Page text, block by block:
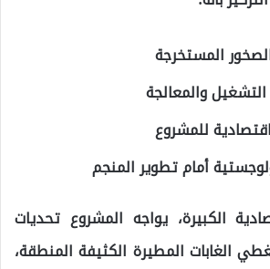
المستخرجة
والمعالجة
للمشروع
أمام تطوير المنجم
الكبيرة، يواجه المشروع تحديات
الغابات المطيرة الكثيفة المنطقة،